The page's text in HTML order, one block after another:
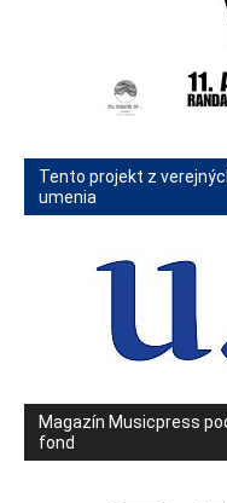
Tento projekt z
umenia
Magazín Musicpress
fond